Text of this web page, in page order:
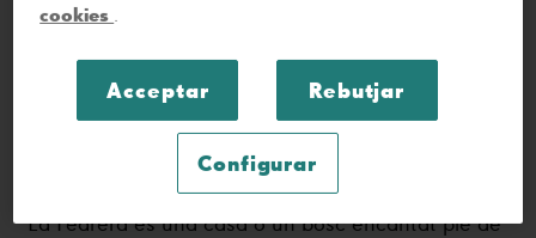
Del 11.09.2026 al 26.09.2026
Animals Gaudinians i on trobar-los
La Pedrera és una casa o un bosc encantat ple de
cookies
Configurar
Rebutjar
Acceptar